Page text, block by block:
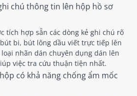
chú thông tin lên hộp hồ sơ
tích hợp sẵn các dòng kẻ ghi chú rõ
bi, bút lông dầu viết trực tiếp lên
nhãn dán chuyên dụng dán lên
việc tra cứu thuận tiện nhất.
có khả năng chống ẩm mốc